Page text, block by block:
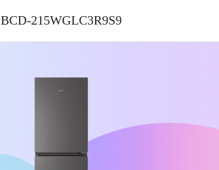
BCD-215WGLC3R9S9